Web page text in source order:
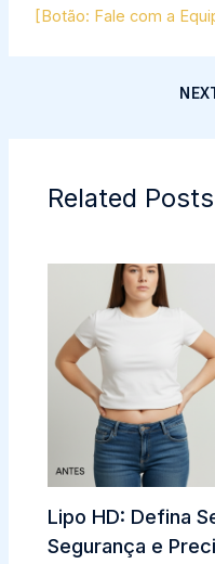
[Botão: Fale com a
Related Posts
Lipo HD: Defina
Segurança e